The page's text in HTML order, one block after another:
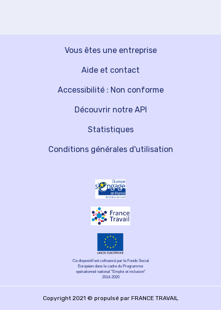
Vous êtes une entreprise
Découvrir notre API
Aide et contact
Statistiques
Accessibilité : Non conforme
Conditions générales d'utilisation
Ce dispositif est cofinancé par le Fonds Social
Européen dans le cadre du Programme
opérationnel national "Emploi et inclusion"
2014-2020
Copyright 2021 © propulsé par FRANCE TRAVAIL